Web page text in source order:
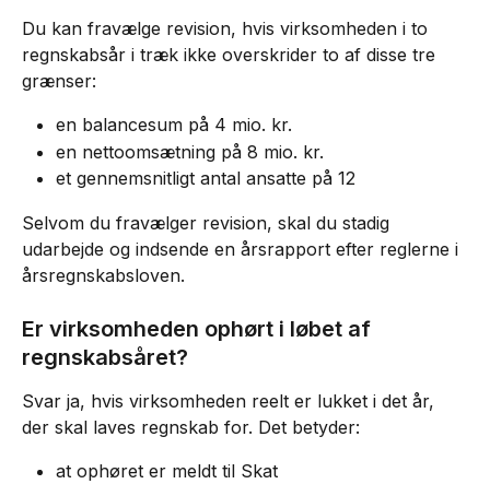
Du kan fravælge revision, hvis virksomheden i to
regnskabsår i træk ikke overskrider to af disse tre
grænser:
en balancesum på 4 mio. kr.
en nettoomsætning på 8 mio. kr.
et gennemsnitligt antal ansatte på 12
Selvom du fravælger revision, skal du stadig
udarbejde og indsende en årsrapport efter reglerne i
årsregnskabsloven.
Er virksomheden ophørt i løbet af
regnskabsåret?
Svar ja, hvis virksomheden reelt er lukket i det år,
der skal laves regnskab for. Det betyder:
at ophøret er meldt til Skat